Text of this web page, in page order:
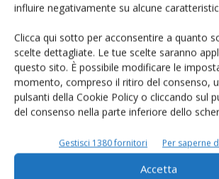
influire negativamente su alcune
Clicca qui sotto per acconsentire a quanto
scelte dettagliate. Le tue scelte saranno
questo sito. È possibile modificare le
momento, compreso il ritiro del consenso,
pulsanti della Cookie Policy o cliccando sul
del consenso nella parte inferiore dello
Gestisci 1380 fornitori Per saperne
Accetta